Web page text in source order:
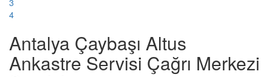
4
Antalya Çaybaşı Altus
Ankastre Servisi Çağrı Merkezi